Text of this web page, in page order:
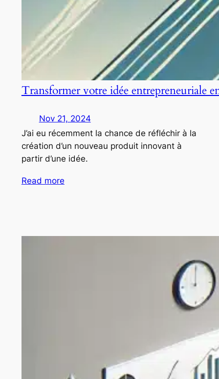
Transformer votre idée entrepreneuriale
Nov 21, 2024
J’ai eu récemment la chance de réfléchir à la
création d’un nouveau produit innovant à
partir d’une idée.
Read more